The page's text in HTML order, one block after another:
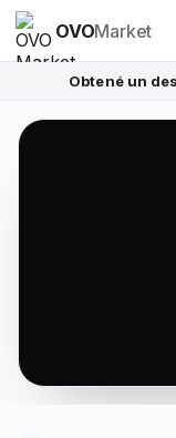
OVOMarket
Obtené un